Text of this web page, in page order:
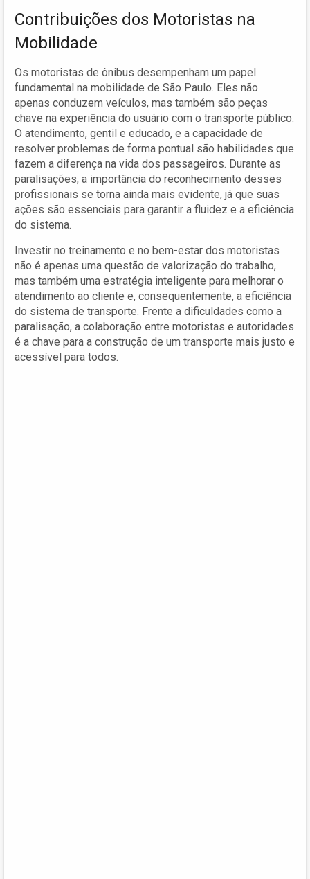
Contribuições dos Motoristas na
Mobilidade
Os motoristas de ônibus desempenham um papel
fundamental na mobilidade de São Paulo. Eles não
apenas conduzem veículos, mas também são peças
chave na experiência do usuário com o transporte público.
O atendimento, gentil e educado, e a capacidade de
resolver problemas de forma pontual são habilidades que
fazem a diferença na vida dos passageiros. Durante as
paralisações, a importância do reconhecimento desses
profissionais se torna ainda mais evidente, já que suas
ações são essenciais para garantir a fluidez e a eficiência
do sistema.
Investir no treinamento e no bem-estar dos motoristas
não é apenas uma questão de valorização do trabalho,
mas também uma estratégia inteligente para melhorar o
atendimento ao cliente e, consequentemente, a eficiência
do sistema de transporte. Frente a dificuldades como a
paralisação, a colaboração entre motoristas e autoridades
é a chave para a construção de um transporte mais justo e
acessível para todos.